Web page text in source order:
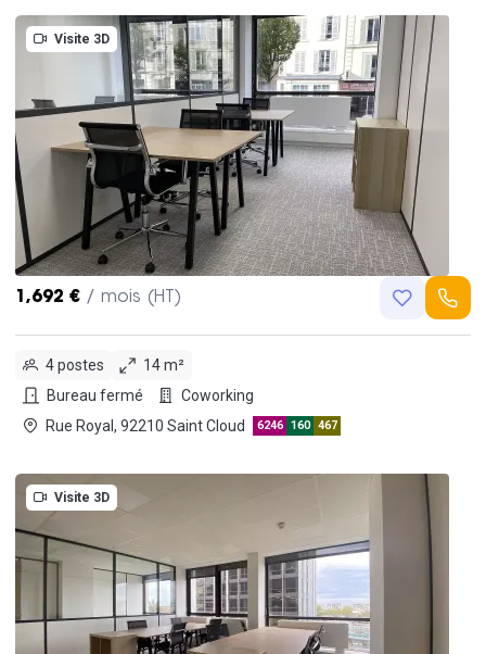
Visite 3D
1,692 € / mois (HT)
4 postes
14 m²
Bureau fermé
Coworking
Rue Royal, 92210 Saint Cloud
6246 160 467
Visite 3D